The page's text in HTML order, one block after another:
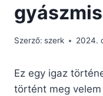
Szerző: szerk 2024.
Ez egy igaz
történt meg